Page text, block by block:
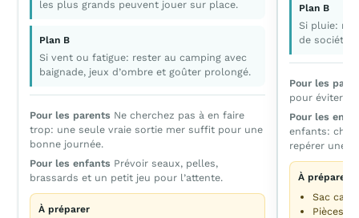
les plus grands peuvent jouer sur place.
Plan B
Si vent ou fatigue: rester au camping avec
baignade, jeux d’ombre et goûter prolongé.
Pour les parents Ne cherchez pas à en faire
trop: une seule vraie sortie mer suffit pour une
bonne journée.
Pour les enfants Prévoir seaux, pelles,
brassards et un petit jeu pour l’attente.
À préparer
Plan B
Si pluie:
de société,
Pour les
pour éviter la
Pour les
enfants:
repérer une
À préparer
Sac
Pièces